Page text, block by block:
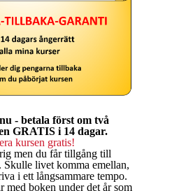
- betala först om två
GRATIS i 14 dagar.
kursen gratis!
men du får tillgång till
Skulle livet komma emellan,
i ett långsammare tempo.
med boken under det år som